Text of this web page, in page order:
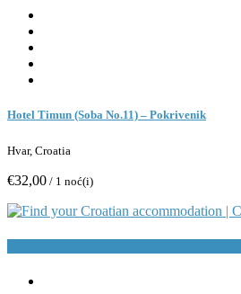
Hotel Timun (Soba No.11) – Pokrivenik
Hvar, Croatia
€32,00 / 1 noć(i)